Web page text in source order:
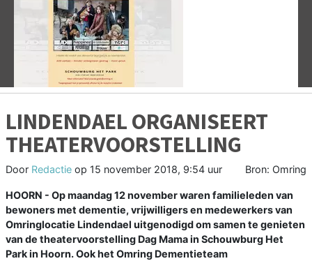
LINDENDAEL ORGANISEERT
THEATERVOORSTELLING
Door Redactie op 15 november 2018, 9:54 uur Bron: Omring
HOORN - Op maandag 12 november waren familieleden van
bewoners met dementie, vrijwilligers en medewerkers van
Omringlocatie Lindendael uitgenodigd om samen te genieten
van de theatervoorstelling Dag Mama in Schouwburg Het
Park in Hoorn. Ook het Omring Dementieteam